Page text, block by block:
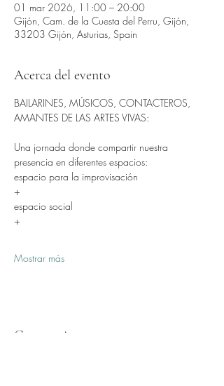
01 mar 2026, 11:00 – 20:00
Gijón, Cam. de la Cuesta del Perru, Gijón,
33203 Gijón, Asturias, Spain
Acerca del evento
BAILARINES, MÚSICOS, CONTACTEROS,
AMANTES DE LAS ARTES VIVAS:
Una jornada donde compartir nuestra
presencia en diferentes espacios:
espacio para la improvisación
+
espacio social
+
Mostrar más
Compartir este evento